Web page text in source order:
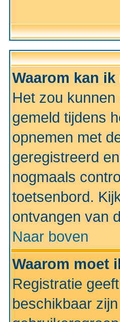
Waarom kan
Het zou
gemeld tijdens
opnemen met
geregistreerd
nogmaals
toetsenbord.
ontvangen van
Naar boven
Waarom moet
Registratie
beschikbaar